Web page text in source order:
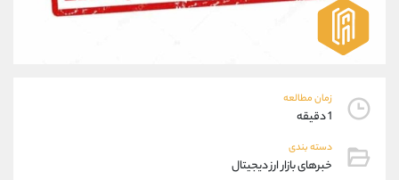
زمان مطالعه
1 دقیقه
دسته بندی
خبرهای بازار ارز دیجیتال
09304891085
واتساپ
تلگرام
پشتیبان فروش
موبایل
واتساپ